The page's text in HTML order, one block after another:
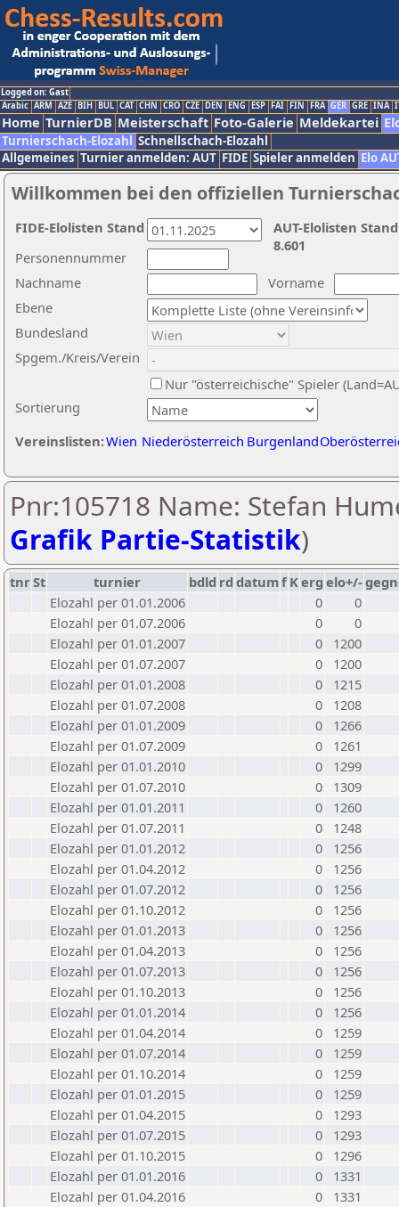
Logged on: Gast
Arabic ARM AZE BIH BUL CAT CHN CRO CZE DEN ENG ESP FAI FIN FRA GER GRE INA
Home TurnierDB Meisterschaft Foto-Galerie Meldekartei
Turnierschach-Elozahl Schnellschach-Elozahl
Allgemeines Turnier anmelden: AUT FIDE Spieler anmelden Elo
Willkommen bei den offiziellen
Nachname
Vorname
Ebene
Sortierung
Personennummer
Bundesland
Spgem./Kreis/Verein
Nur "österreichische" Spieler
Vereinslisten:Wien Niederösterreich Burgenland
AUT-Elolisten
8.601
FIDE-Elolisten Stand
Pnr:105718 Name: Stefan
Grafik Partie-Statistik)
tnrSt turnier bdld rd datumf Kerg elo+/-
Elozahl per 01.01.2006
0
0
Elozahl per 01.07.2006
0
0
Elozahl per 01.01.2007
0
1200
Elozahl per 01.07.2007
0
1200
Elozahl per 01.01.2008
0
1215
Elozahl per 01.07.2008
0
1208
Elozahl per 01.01.2009
0
1266
Elozahl per 01.07.2009
0
1261
Elozahl per 01.01.2010
0
1299
Elozahl per 01.07.2010
0
1309
Elozahl per 01.01.2011
0
1260
Elozahl per 01.07.2011
0
1248
Elozahl per 01.01.2012
0
1256
Elozahl per 01.04.2012
0
1256
Elozahl per 01.07.2012
0
1256
Elozahl per 01.10.2012
0
1256
Elozahl per 01.01.2013
0
1256
Elozahl per 01.04.2013
0
1256
Elozahl per 01.07.2013
0
1256
Elozahl per 01.10.2013
0
1256
Elozahl per 01.01.2014
0
1256
Elozahl per 01.04.2014
0
1259
Elozahl per 01.07.2014
0
1259
Elozahl per 01.10.2014
0
1259
Elozahl per 01.01.2015
0
1259
Elozahl per 01.04.2015
0
1293
Elozahl per 01.07.2015
0
1293
Elozahl per 01.10.2015
0
1296
Elozahl per 01.01.2016
0
1331
Elozahl per 01.04.2016
0
1331